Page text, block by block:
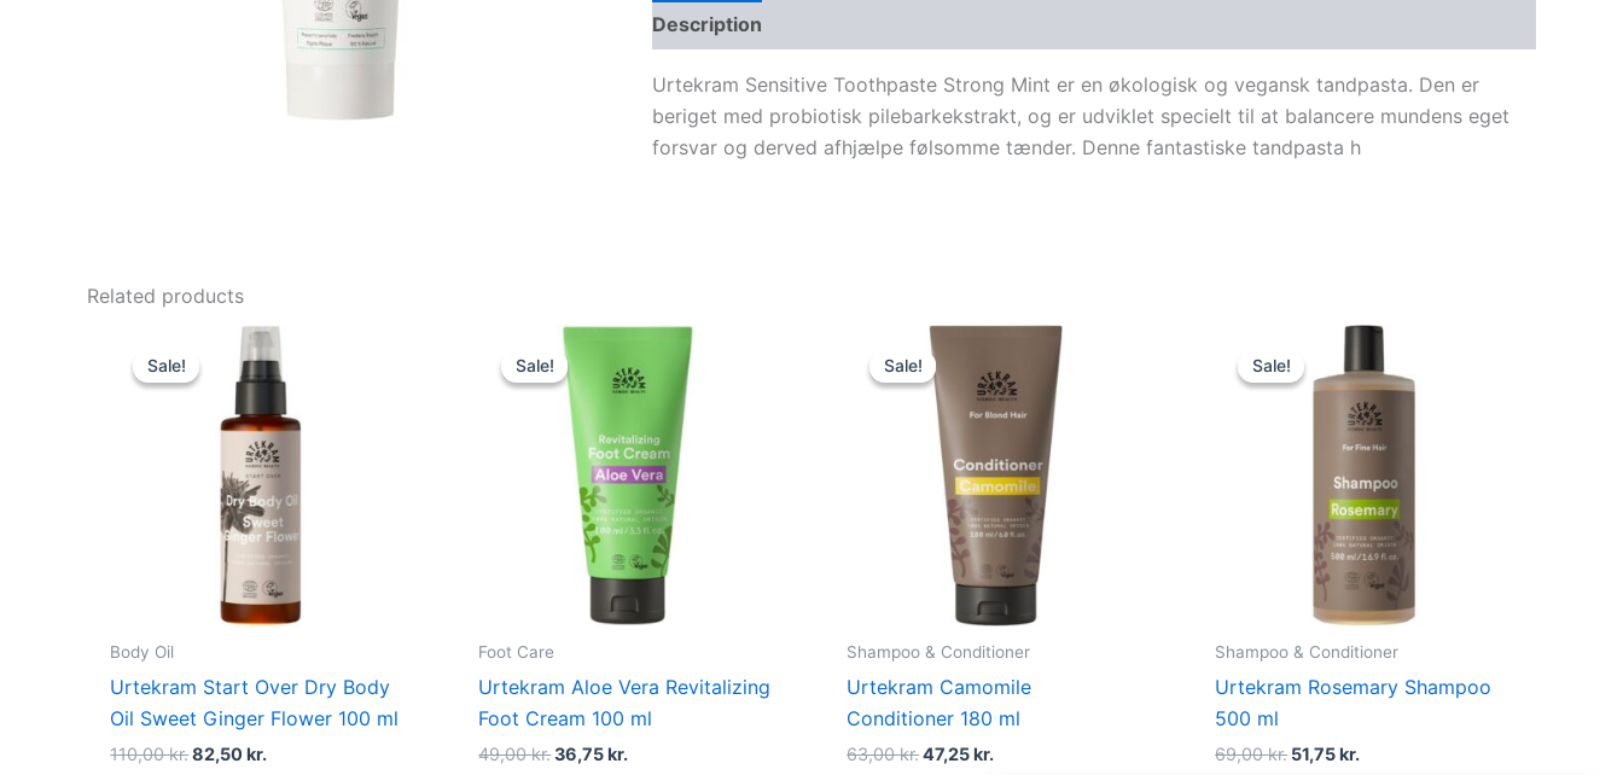
Description
Urtekram Sensitive Toothpaste Strong Mint er en økologisk og vegansk tandpasta. Den er
beriget med probiotisk pilebarkekstrakt, og er udviklet specielt til at balancere mundens eget
forsvar og derved afhjælpe følsomme tænder. Denne fantastiske tandpasta h
Related products
Sale!
Sale!
Body Oil
Urtekram Start Over Dry Body
Oil Sweet Ginger Flower 100 ml
110,00kr.
Original
was:
110,00 kr..
82,50kr.
Current
price
is:
82,50 kr..
Sale!
Sale!
Foot Care
Urtekram Aloe Vera Revitalizing
Foot Cream 100 ml
49,00kr.
Original
price
was:
49,00 kr..
36,75kr.
Current
is:
36,75 kr..
Sale!
Sale!
Shampoo & Conditioner
Urtekram Camomile
Conditioner 180 ml
63,00kr.
Original
price
was:
63,00 kr..
47,25kr.
Current
is:
47,25 kr..
Sale!
Sale!
Shampoo & Conditioner
Urtekram Rosemary Shampoo
500 ml
69,00kr.
Original
was:
69,00 kr..
51,75kr.
Current
price
is:
51,75 kr..